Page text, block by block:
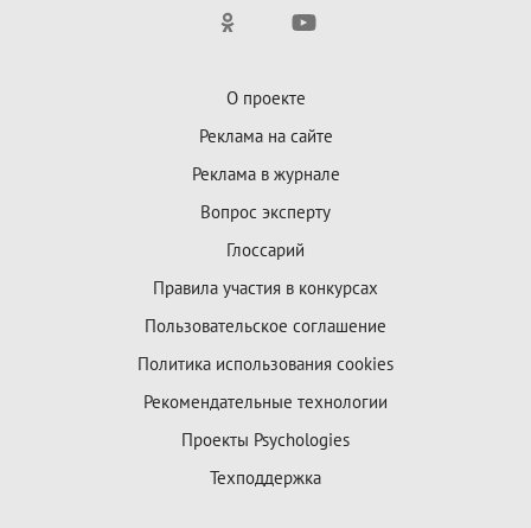
О проекте
Реклама на сайте
Реклама в журнале
Вопрос эксперту
Глоссарий
Правила участия в конкурсах
Пользовательское соглашение
Политика использования cookies
Рекомендательные технологии
Проекты Psychologies
Техподдержка